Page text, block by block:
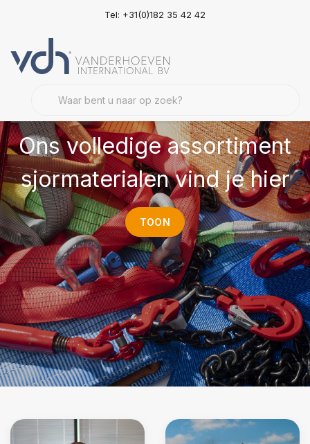
Tel: +31(0)182 35 42 42
Ons volledige assortiment
sjormaterialen vind je hier
TOON